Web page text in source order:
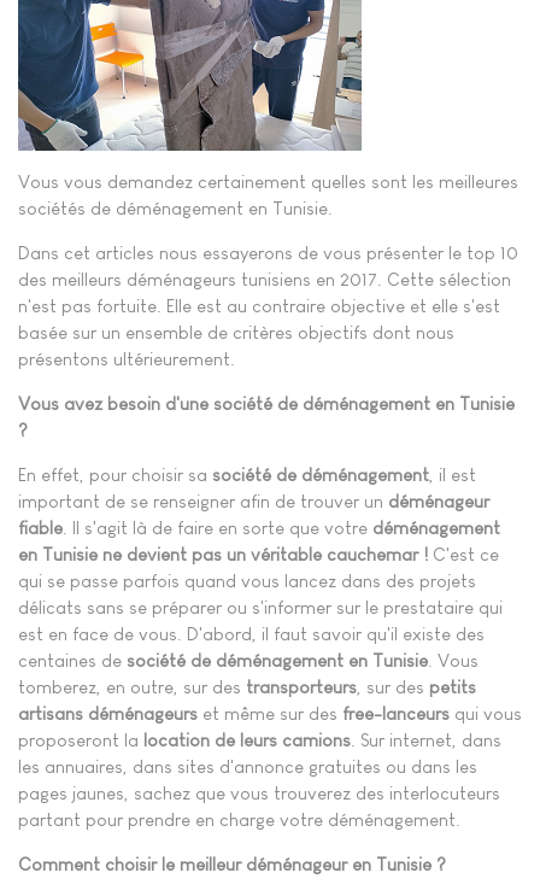
Vous vous demandez certainement quelles sont les meilleures
sociétés de déménagement en Tunisie.
Dans cet articles nous essayerons de vous présenter le top 10
des meilleurs déménageurs tunisiens en 2017. Cette sélection
n'est pas fortuite. Elle est au contraire objective et elle s'est
basée sur un ensemble de critères objectifs dont nous
présentons ultérieurement.
Vous avez besoin d'une société de déménagement en Tunisie
?
En effet, pour choisir sa société de déménagement , il est
important de se renseigner afin de trouver un déménageur
fiable . Il s'agit là de faire en sorte que votre déménagement
en Tunisie ne devient pas un véritable cauchemar ! C'est ce
qui se passe parfois quand vous lancez dans des projets
délicats sans se préparer ou s'informer sur le prestataire qui
est en face de vous. D'abord, il faut savoir qu'il existe des
centaines de société de déménagement en Tunisie . Vous
tomberez, en outre, sur des transporteurs , sur des petits
artisans déménageurs et même sur des free-lanceurs qui vous
proposeront la location de leurs camions . Sur internet, dans
les annuaires, dans sites d'annonce gratuites ou dans les
pages jaunes, sachez que vous trouverez des interlocuteurs
partant pour prendre en charge votre déménagement.
Comment choisir le meilleur déménageur en Tunisie ?